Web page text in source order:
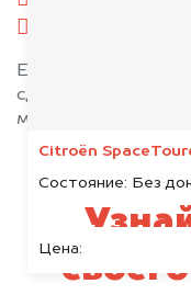
Citroën
Состояние: Без
Цена:
Если у вас нет
сделают всё
максимально